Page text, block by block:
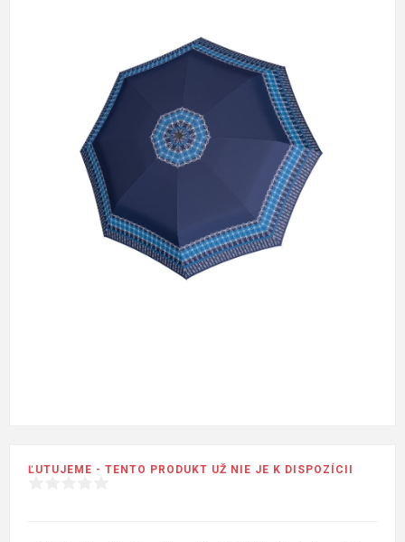
ĽUTUJEME - TENTO PRODUKT UŽ NIE JE K DISPOZÍCII